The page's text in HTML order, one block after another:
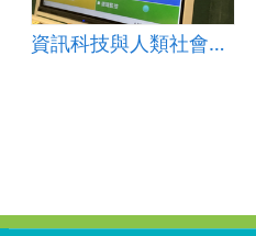
資訊科技與人類社會～資訊安全篇